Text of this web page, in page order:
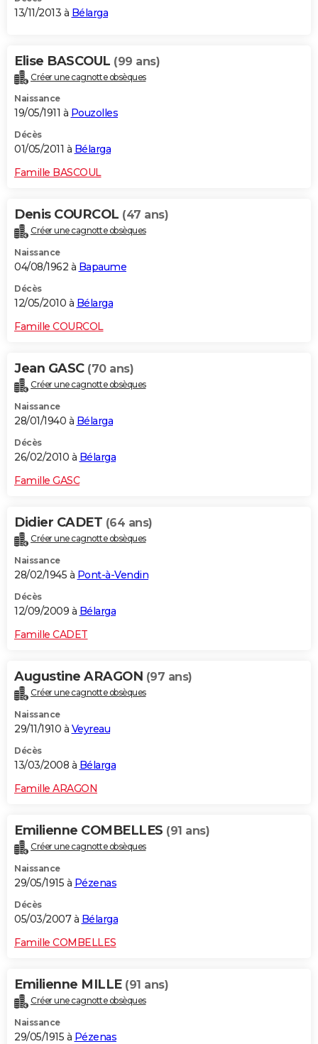
13/11/2013 à Bélarga
Elise BASCOUL (99 ans)
Créer une cagnotte obsèques
Naissance
19/05/1911 à Pouzolles
Décès
01/05/2011 à Bélarga
Famille BASCOUL
Denis COURCOL (47 ans)
Créer une cagnotte obsèques
Naissance
04/08/1962 à Bapaume
Décès
12/05/2010 à Bélarga
Famille COURCOL
Jean GASC (70 ans)
Créer une cagnotte obsèques
Naissance
28/01/1940 à Bélarga
Décès
26/02/2010 à Bélarga
Famille GASC
Didier CADET (64 ans)
Créer une cagnotte obsèques
Naissance
28/02/1945 à Pont-à-Vendin
Décès
12/09/2009 à Bélarga
Famille CADET
Augustine ARAGON (97 ans)
Créer une cagnotte obsèques
Naissance
29/11/1910 à Veyreau
Décès
13/03/2008 à Bélarga
Famille ARAGON
Emilienne COMBELLES (91 ans)
Créer une cagnotte obsèques
Naissance
29/05/1915 à Pézenas
Décès
05/03/2007 à Bélarga
Famille COMBELLES
Emilienne MILLE (91 ans)
Créer une cagnotte obsèques
Naissance
29/05/1915 à Pézenas